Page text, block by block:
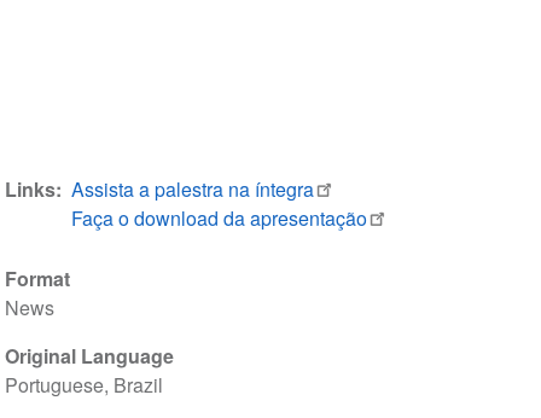
Format
News
Original Language
Portuguese, Brazil
Links Assista a palestra na íntegra
Faça o download da apresentação